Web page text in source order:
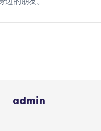
admin